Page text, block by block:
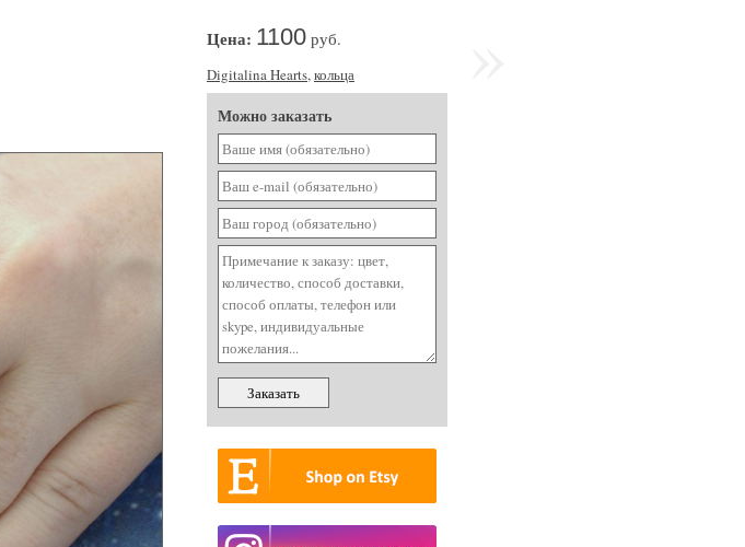
Цена: 1100 руб.
Digitalina Hearts, кольца
Можно заказать